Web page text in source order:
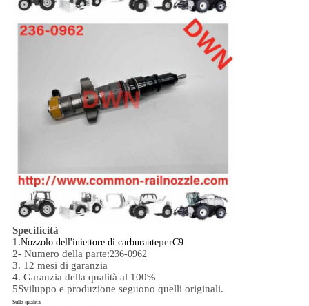
Specificità
1.Nozzolo dell'iniettore di carburanteperC9
2- Numero della parte:236-0962
3. 12 mesi di garanzia
4. Garanzia della qualità al 100%
5Sviluppo e produzione seguono quelli originali.
Sulla qualità